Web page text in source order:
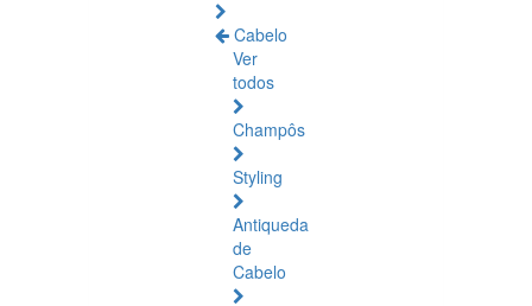
Cabelo
Ver
todos
Champôs
Styling
Antiqueda
de
Cabelo